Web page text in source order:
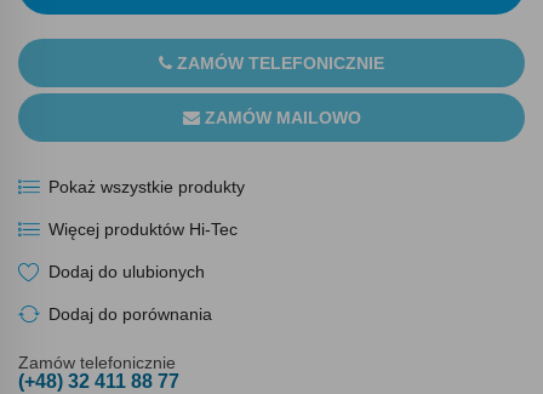
ZAMÓW TELEFONICZNIE
ZAMÓW MAILOWO
Pokaż wszystkie produkty
Więcej produktów Hi-Tec
Dodaj do ulubionych
Dodaj do porównania
Zamów telefonicznie
(+48) 32 411 88 77